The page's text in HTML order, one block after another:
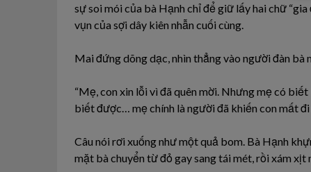
sự soi mói của bà Hạnh chỉ để giữ lấy hai chữ
vụn của sợi dây kiên nhẫn cuối cùng.
Mai đứng dõng dạc, nhìn thẳng vào người đàn bà
“Mẹ, con xin lỗi vì đã quên mời. Nhưng mẹ có
biết được… mẹ chính là người đã khiến con mất đi
Câu nói rơi xuống như một quả bom. Bà Hạnh
mặt bà chuyển từ đỏ gay sang tái mét, rồi xám xịt